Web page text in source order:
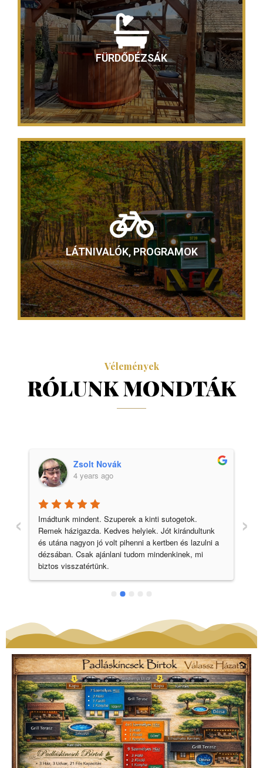
FÜRDŐDÉZSÁK
LÁTNIVALÓK, PROGRAMOK
Vélemények
RÓLUNK MONDTÁK
Zsolt Novák
4 years ago
Imádtunk mindent. Szuperek a kinti sutogetok.
Remek házigazda. Kedves helyiek. Jót kirándultunk
és utána nagyon jó volt pihenni a kertben és lazulni a
dézsában. Csak ajánlani tudom mindenkinek, mi
biztos visszatértünk.
‹ ›